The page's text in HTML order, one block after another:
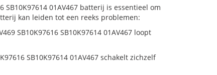
SB10K97614 01AV467 batterij is essentieel om
kan leiden tot een reeks problemen:
SB10K97616 SB10K97614 01AV467 loopt
SB10K97614 01AV467 schakelt zichzelf